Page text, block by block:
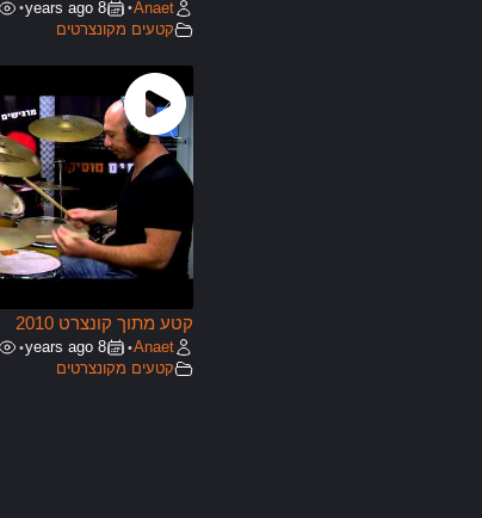
Anaet
•
8 years ago
•
קטעים מקונצרטים
קטע מתוך קונצרט 2010
Anaet
•
8 years ago
•
קטעים מקונצרטים